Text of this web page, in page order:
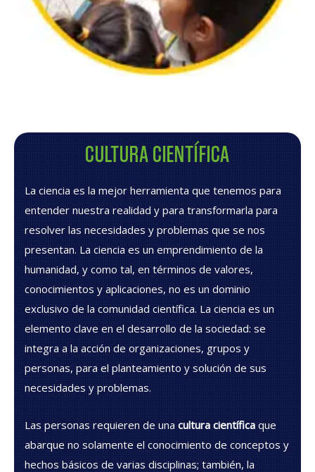
CULTURA CIENTÍFICA
La ciencia es la mejor herramienta que tenemos para
entender nuestra realidad y para transformarla para
resolver las necesidades y problemas que se nos
presentan. La ciencia es un emprendimiento de la
humanidad, y como tal, en términos de valores,
conocimientos y aplicaciones, no es un dominio
exclusivo de la comunidad científica. La ciencia es un
elemento clave en el desarrollo de la sociedad: se
integra a la acción de organizaciones, grupos y
personas, para el planteamiento y solución de sus
necesidades y problemas.
Las personas requieren de una cultura científica que
abarque no solamente el conocimiento de conceptos y
hechos básicos de varias disciplinas; también, la